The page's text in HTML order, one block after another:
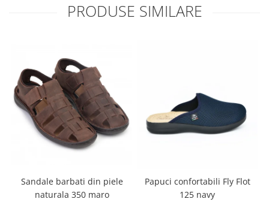
PRODUSE SIMILARE
Sandale barbati din piele
naturala 350 maro
Papuci confortabili Fly Flot
125 navy